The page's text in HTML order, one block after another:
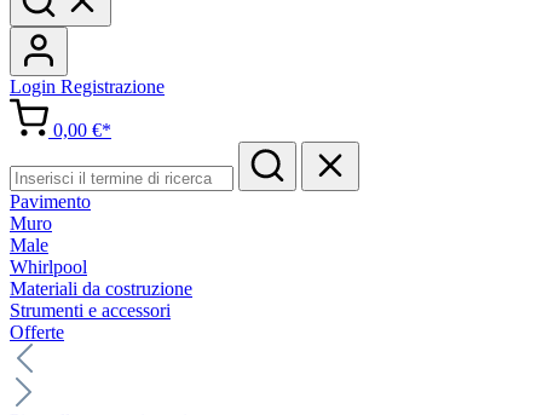
Login Registrazione
0,00 €*
Pavimento
Muro
Male
Whirlpool
Materiali da costruzione
Strumenti e accessori
Offerte